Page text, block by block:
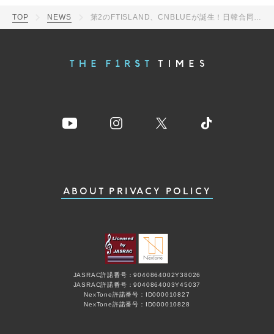
TOP NEWS 第2のFTISLAND、CNBLUEが誕生！日韓合同アイドルボーイズバンド結成プロジェクト『THE IDOL BAND』が始動
ABOUT PRIVACY POLICY
JASRAC許諾番号：9040864002Y38026
JASRAC許諾番号：9040864003Y45037
NexTone許諾番号：ID000010827
NexTone許諾番号：ID000010828